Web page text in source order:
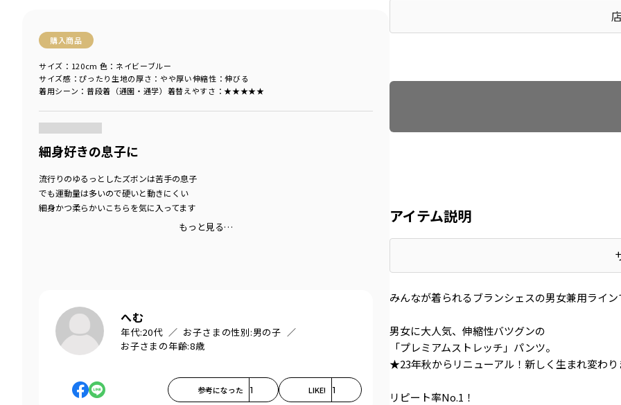
購入商品
サイズ感 ：ぴったり 生地の厚さ ：やや厚い伸縮性 ：伸びる
着用シーン ：普段着（通園・通学） 着替えやすさ ：★★★★★
サイズ：120cm 色：ネイビーブルー
細身好きの息子に
流行りのゆるっとしたズボンは苦手の息子
でも運動量は多いので硬いと動きにくい
細身かつ柔らかいこちらを気に入ってます
もっと見る…
へむ
年代:20代 お子さまの性別:男の子
お子さまの年齢:8歳
参考になった 1 LIKE! 1
アイテム説明
みんなが着られるブランシェスの男女兼用ライン
男女に大人気、伸縮性バツグンの
「プレミアムストレッチ」パンツ。
★23年秋からリニューアル！新しく生まれ変わ
リピート率No.1！